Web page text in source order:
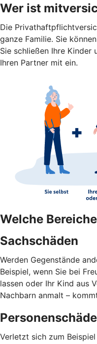
Wer ist
Die
ganze Familie. Sie
Sie schließen Ihre Kinder
Ihren Partner mit ein.
Welche
Sachschäden
Werden Gegenstände
Beispiel, wenn Sie bei
lassen oder Ihr Kind aus
Nachbarn anmalt –
Verletzt sich zum